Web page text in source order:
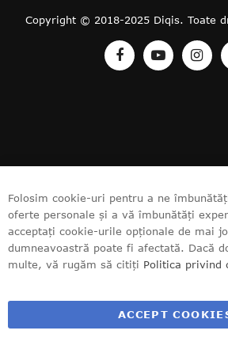
Copyright © 2018-2025 Diqis. Toate
Folosim cookie-uri pentru a ne
oferte personale și a vă îmbunătăți
acceptați cookie-urile opționale de mai
dumneavoastră poate fi afectată. Dacă
multe, vă rugăm să citiți Politica privind
ACCEPT